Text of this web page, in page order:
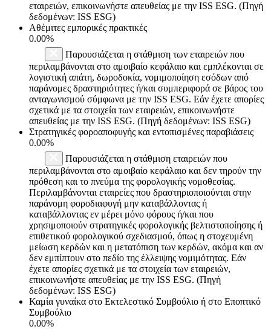
εταιρειών, επικοινωνήστε απευθείας με την ISS ESG. (Πηγή
δεδομένων: ISS ESG)
Αθέμιτες εμπορικές πρακτικές
0.00%
Παρουσιάζεται η στάθμιση των εταιρειών που
περιλαμβάνονται στο αμοιβαίο κεφάλαιο και εμπλέκονται σε
λογιστική απάτη, δωροδοκία, νομιμοποίηση εσόδων από
παράνομες δραστηριότητες ή/και συμπεριφορά σε βάρος του
ανταγωνισμού σύμφωνα με την ISS ESG. Εάν έχετε απορίες
σχετικά με τα στοιχεία των εταιρειών, επικοινωνήστε
απευθείας με την ISS ESG. (Πηγή δεδομένων: ISS ESG)
Στρατηγικές φοροαποφυγής και εντοπισμένες παραβιάσεις
0.00%
Παρουσιάζεται η στάθμιση εταιρειών που
περιλαμβάνονται στο αμοιβαίο κεφάλαιο και δεν τηρούν την
πρόθεση και το πνεύμα της φορολογικής νομοθεσίας.
Περιλαμβάνονται εταιρείες που δραστηριοποιούνται στην
παράνομη φοροδιαφυγή μην καταβάλλοντας ή
καταβάλλοντας εν μέρει μόνο φόρους ή/και που
χρησιμοποιούν στρατηγικές φορολογικής βελτιστοποίησης ή
επιθετικού φορολογικού σχεδιασμού, όπως η στοχευμένη
μείωση κερδών και η μετατόπιση των κερδών, ακόμα και αν
δεν εμπίπτουν στο πεδίο της έλλειψης νομιμότητας. Εάν
έχετε απορίες σχετικά με τα στοιχεία των εταιρειών,
επικοινωνήστε απευθείας με την ISS ESG. (Πηγή
δεδομένων: ISS ESG)
Καμία γυναίκα στο Εκτελεστικό Συμβούλιο ή στο Εποπτικό
Συμβούλιο
0.00%